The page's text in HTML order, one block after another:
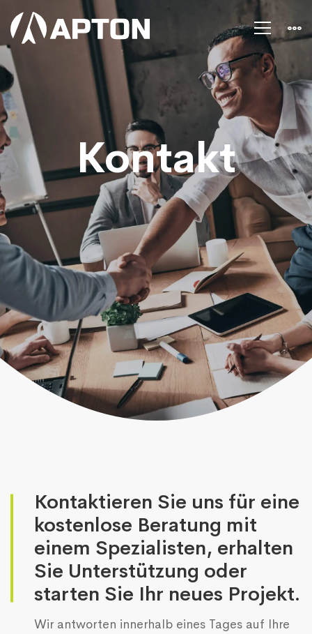
Kontakt
Kontakt
Kontaktieren Sie uns für eine
kostenlose Beratung mit
einem Spezialisten, erhalten
Sie Unterstützung oder
starten Sie Ihr neues Projekt.
Wir antworten innerhalb eines Tages auf Ihre